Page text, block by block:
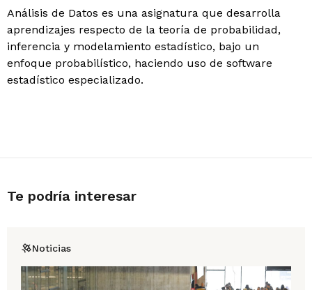
Análisis de Datos es una asignatura que desarrolla
aprendizajes respecto de la teoría de probabilidad,
inferencia y modelamiento estadístico, bajo un
enfoque probabilístico, haciendo uso de software
estadístico especializado.
Te podría interesar
Noticias